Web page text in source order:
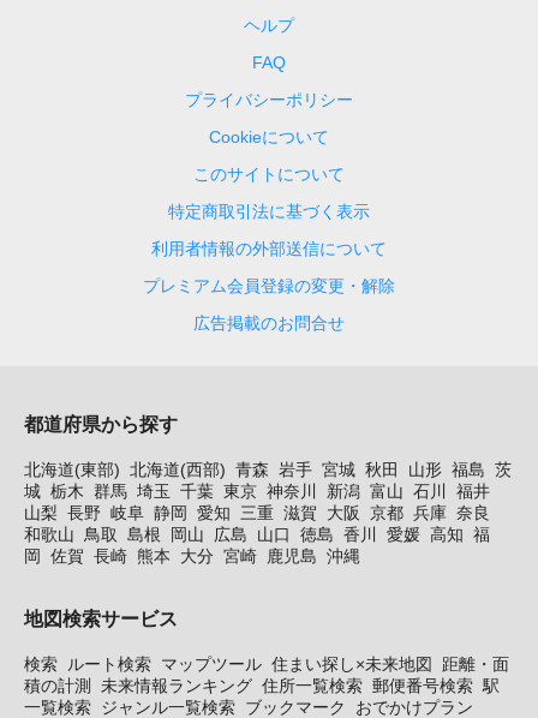
ヘルプ
FAQ
プライバシーポリシー
Cookieについて
このサイトについて
特定商取引法に基づく表示
利用者情報の外部送信について
プレミアム会員登録の変更・解除
広告掲載のお問合せ
都道府県から探す
北海道(東部) 北海道(西部) 青森 岩手 宮城 秋田 山形 福島 茨
城 栃木 群馬 埼玉 千葉 東京 神奈川 新潟 富山 石川
福井
山梨 長野 岐阜 静岡 愛知 三重 滋賀 大阪 京都 兵庫 奈良
和歌山
鳥取 島根 岡山 広島 山口 徳島 香川 愛媛 高知 福
岡
佐賀 長崎 熊本 大分 宮崎 鹿児島 沖縄
地図検索サービス
検索 ルート検索 マップツール 住まい探し×未来地図
距離・面
積の計測
未来情報ランキング 住所一覧検索 郵便番号検索 駅
一覧検索 ジャンル一覧検索 ブックマーク おでかけプラン